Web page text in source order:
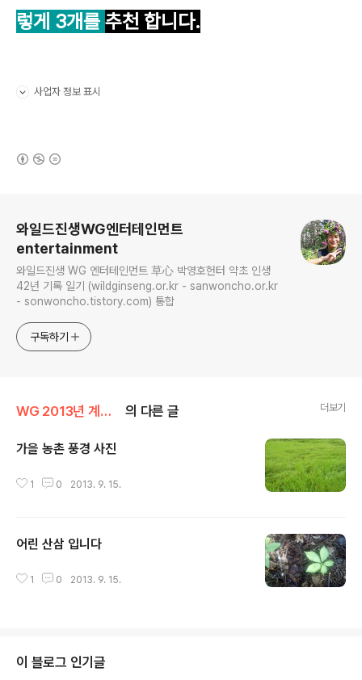
렇게 3개를 추천 합니다.
사업자 정보 표시
와일드진생WG엔터테인먼트
entertainment
와일드진생 WG 엔터테인먼트 草心 박영호헌터 약초 인생
42년 기록 일기 (wildginseng.or.kr - sanwoncho.or.kr
- sonwoncho.tistory.com) 통합
구독하기
WG 2013년 계사년 기록 의 다른 글 더보기
가을 농촌 풍경 사진
1 0 2013. 9. 15.
어린 산삼 입니다
1 0 2013. 9. 15.
이 블로그 인기글